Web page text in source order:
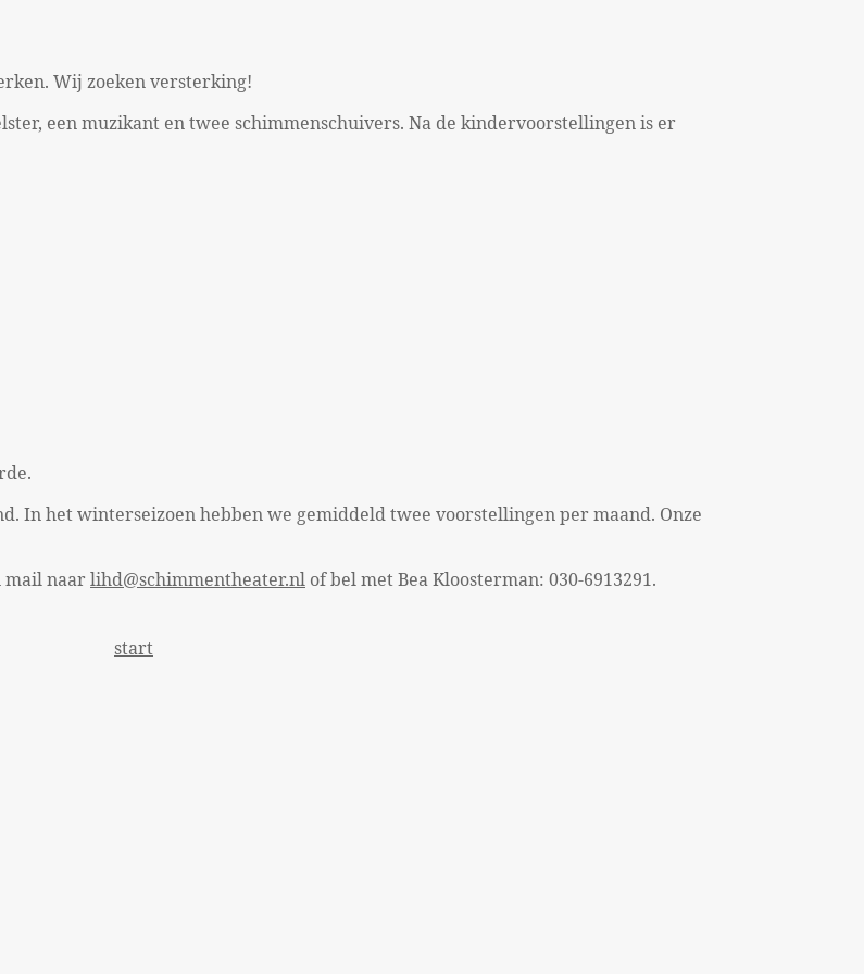
Wij zoeken versterking!
een muzikant en twee schimmenschuivers. Na de kindervoorstellingen is er
In het winterseizoen hebben we gemiddeld twee voorstellingen per maand. Onze
mail naarlihd@schimmentheater.nl of bel met Bea Kloosterman: 030-6913291.
start